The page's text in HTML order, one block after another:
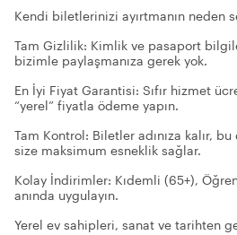
Kendi biletlerinizi ayırtmanın neden
Tam Gizlilik: Kimlik ve pasaport
bizimle paylaşmanıza gerek yok.
En İyi Fiyat Garantisi: Sıfır hizmet
“yerel” fiyatla ödeme yapın.
Tam Kontrol: Biletler adınıza kalır,
size maksimum esneklik sağlar.
Kolay İndirimler: Kıdemli (65+),
anında uygulayın.
Yerel ev sahipleri, sanat ve tarihten